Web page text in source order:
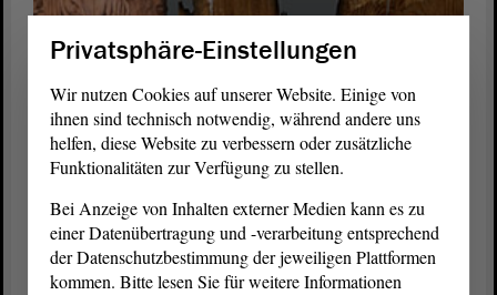
Die wissenschaftliche Dokumentation VER|FOLGT informiert
über Abgeordnete aus der Region des heutigen Sachsen-Anhalt,
die Opfer der nationalsozialistischen Diktatur von 1933 bis 1945
in Deutschland wurden. Foto: Titelbild der Broschüre
Die Tafel ist im Foyer zu besichtigen, der erste Blick der
Besucherinnen und Besucher imLandtagfällt auf die Tafel und
setzt ein würdiges Zeichen zur Erinnerung an 87 verfolgte
Abgeordnete. Vor Ort können über einen QR-Code zahlreiche
Privatsphäre-Einstellungen
Wir nutzen Cookies auf unserer Website. Einige von
ihnen sind technisch notwendig, während andere uns
helfen, diese Website zu verbessern oder zusätzliche
Funktionalitäten zur Verfügung zu stellen.
Bei Anzeige von Inhalten externer Medien kann es zu
einer Datenübertragung und -verarbeitung entsprechend
der Datenschutzbestimmung der jeweiligen Plattformen
kommen. Bitte lesen Sie für weitere Informationen